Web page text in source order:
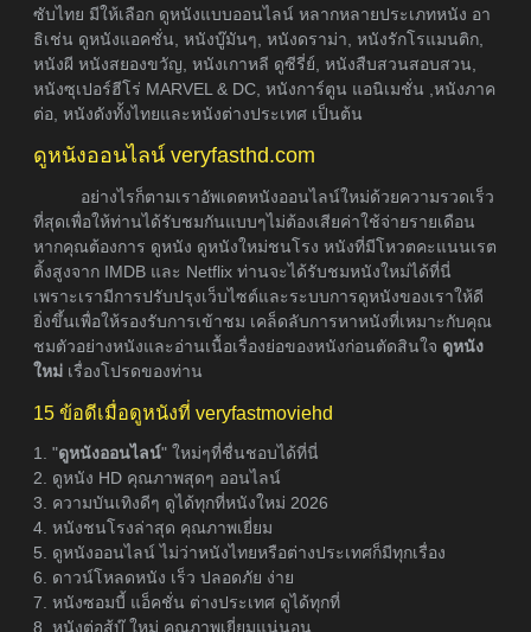
ซับไทย มีให้เลือก ดูหนังแบบออนไลน์ หลากหลายประเภทหนัง อา
ธิเช่น ดูหนังแอคชั่น, หนังบู๊มันๆ, หนังดราม่า, หนังรักโรแมนติก,
หนังผี หนังสยองขวัญ, หนังเกาหลี ดูซีรี่ย์, หนังสืบสวนสอบสวน,
หนังซุเปอร์ฮีโร่ MARVEL & DC, หนังการ์ตูน แอนิเมชั่น ,หนังภาค
ต่อ, หนังดังทั้งไทยและหนังต่างประเทศ เป็นต้น
ดูหนังออนไลน์ veryfasthd.com
อย่างไรก็ตามเราอัพเดตหนังออนไลน์ใหม่ด้วยความรวดเร็ว
ที่สุดเพื่อให้ท่านได้รับชมกันแบบๆไม่ต้องเสียค่าใช้จ่ายรายเดือน
หากคุณต้องการ ดูหนัง ดูหนังใหม่ชนโรง หนังที่มีโหวตคะแนนเรต
ติ้งสูงจาก IMDB และ Netflix ท่านจะได้รับชมหนังใหม่ได้ที่นี่
เพราะเรามีการปรับปรุงเว็บไซต์และระบบการดูหนังของเราให้ดี
ยิ่งขึ้นเพื่อให้รองรับการเข้าชม เคล็ดลับการหาหนังที่เหมาะกับคุณ
ชมตัวอย่างหนังและอ่านเนื้อเรื่องย่อของหนังก่อนตัดสินใจ ดูหนัง
ใหม่ เรื่องโปรดของท่าน
15 ข้อดีเมื่อดูหนังที่ veryfastmoviehd
1. "ดูหนังออนไลน์" ใหม่ๆที่ชื่นชอบได้ที่นี่
2. ดูหนัง HD คุณภาพสุดๆ ออนไลน์
3. ความบันเทิงดีๆ ดูได้ทุกที่หนังใหม่ 2026
4. หนังชนโรงล่าสุด คุณภาพเยี่ยม
5. ดูหนังออนไลน์ ไม่ว่าหนังไทยหรือต่างประเทศก็มีทุกเรื่อง
6. ดาวน์โหลดหนัง เร็ว ปลอดภัย ง่าย
7. หนังซอมบี้ แอ็คชั่น ต่างประเทศ ดูได้ทุกที่
8. หนังต่อสู้บู๊ ใหม่ คุณภาพเยี่ยมแน่นอน